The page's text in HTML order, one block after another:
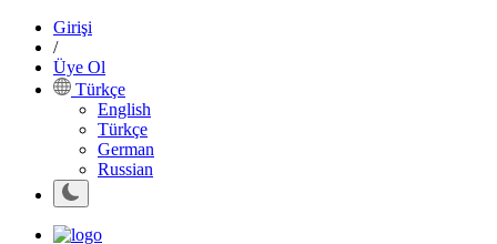
Girişi
/
Üye Ol
Türkçe
English
Türkçe
German
Russian